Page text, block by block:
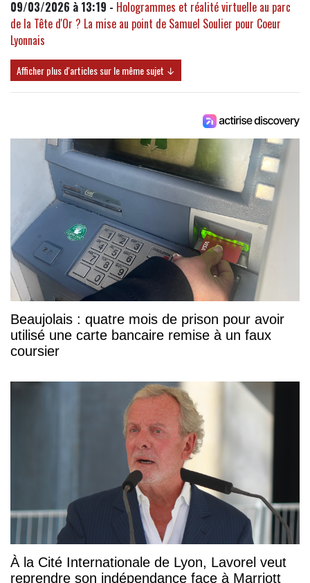
09/03/2026 à 13:19 - Hologrammes et réalité virtuelle au parc
de la Tête d'Or ? La mise au point de Samuel Soulier pour Coeur
Lyonnais
Afficher plus d'articles sur le même sujet ↓
Beaujolais : quatre mois de prison pour avoir
utilisé une carte bancaire remise à un faux
coursier
À la Cité Internationale de Lyon, Lavorel veut
reprendre son indépendance face à Marriott